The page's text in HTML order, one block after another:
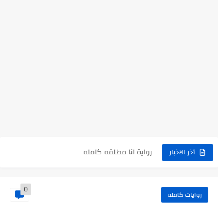
أخر الاخبار
رواية رجعت من السفر فجأه كامله
روايات كامله 0